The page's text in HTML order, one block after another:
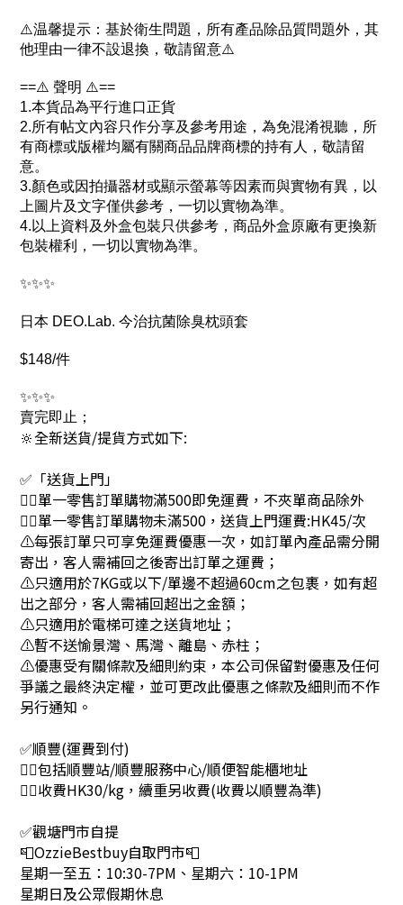
⚠️温馨提示：基於衛生問題，所有產品除品質問題外，其
他理由一律不設退換，敬請留意⚠️
==⚠️ 聲明 ⚠️==
1.本貨品為平行進口正貨
2.所有帖文內容只作分享及參考用途，為免混淆視聽，所
有商標或版權均屬有關商品品牌商標的持有人，敬請留
意。
3.顏色或因拍攝器材或顯示螢幕等因素而與實物有異，以
上圖片及文字僅供參考，一切以實物為準。
4.以上資料及外盒包裝只供參考，商品外盒原廠有更換新
包裝權利，一切以實物為準。
✨✨✨
日本 DEO.Lab. 今治抗菌除臭枕頭套
$148/件
✨✨✨
賣完即止；
🔆全新送貨/提貨方式如下:
✅「送貨上門」
👉🏻單一零售訂單購物滿500即免運費，不夾單商品除外
👉🏻單一零售訂單購物未滿500，送貨上門運費:HK45/次
⚠每張訂單只可享免運費優惠一次，如訂單內產品需分開
寄出，客人需補回之後寄出訂單之運費；
⚠只適用於7KG或以下/單邊不超過60cm之包裹，如有超
出之部分，客人需補回超出之金額；
⚠只適用於電梯可達之送貨地址；
⚠暫不送愉景灣、馬灣、離島、赤柱；
⚠優惠受有關條款及細則約束，本公司保留對優惠及任何
爭議之最終決定權，並可更改此優惠之條款及細則而不作
另行通知。
✅順豐(運費到付)
👉🏻包括順豐站/順豐服務中心/順便智能櫃地址
👉🏻收費HK30/kg，續重另收費(收費以順豐為準)
✅觀塘門市自提
📮OzzieBestbuy自取門市📮
星期一至五：10:30-7PM、星期六：10-1PM
星期日及公眾假期休息